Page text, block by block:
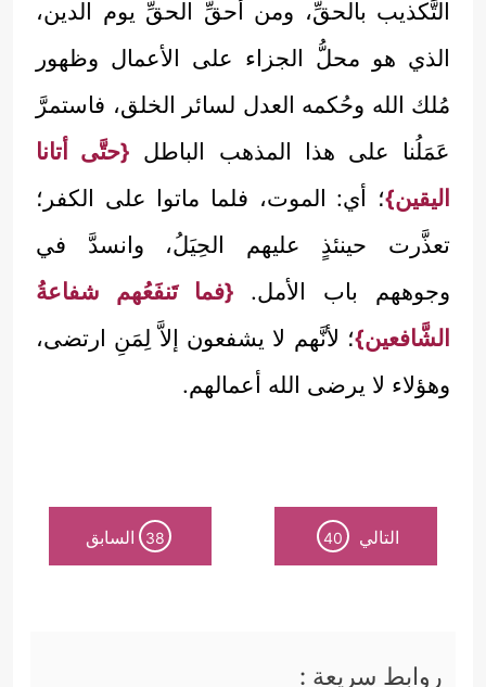
التَّكذيب بالحقِّ، ومن أحقِّ الحقِّ يوم الدين،
الذي هو محلُّ الجزاء على الأعمال وظهور
مُلك الله وحُكمه العدل لسائر الخلق، فاستمرَّ
عَمَلُنا على هذا المذهب الباطل {حتَّى أتانا
اليقين}؛ أي: الموت، فلما ماتوا على الكفر؛
تعذَّرت حينئذٍ عليهم الحِيَلُ، وانسدَّ في
وجوههم باب الأمل. {فما تَنفَعُهم شفاعةُ
الشَّافعين}؛ لأنَّهم لا يشفعون إلاَّ لِمَنِ ارتضى،
وهؤلاء لا يرضى الله أعمالهم.
التالي 40
38 السابق
روابط سريعة :